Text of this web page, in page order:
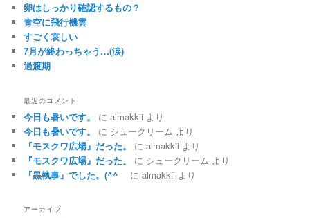
卵はしっかり確認するもの？
青空に飛行機雲
すごく哀しい
7月が終わっちゃう…(涙)
過渡期
最近のコメント
今日も暑いです。 にalmakkii より
今日も暑いです。
に シュークリーム より
『モスクワ広場』だった。
にalmakkii より
『モスクワ広場』だった。
に シュークリーム より
『黒執事』でした。(^^ゞ
にalmakkii より
アーカイブ